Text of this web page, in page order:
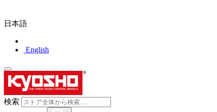
日本語
English
検索